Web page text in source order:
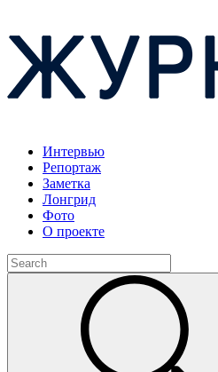
Интервью
Репортаж
Заметка
Лонгрид
Фото
О проекте